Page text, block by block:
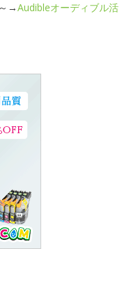
→Audibleオーディブル活